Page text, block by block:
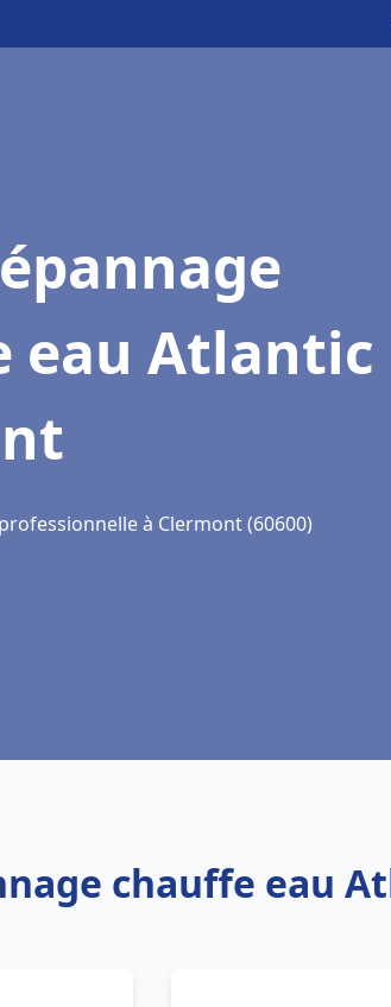
eau Atlantic
à Clermont (60600)
chauffe eau